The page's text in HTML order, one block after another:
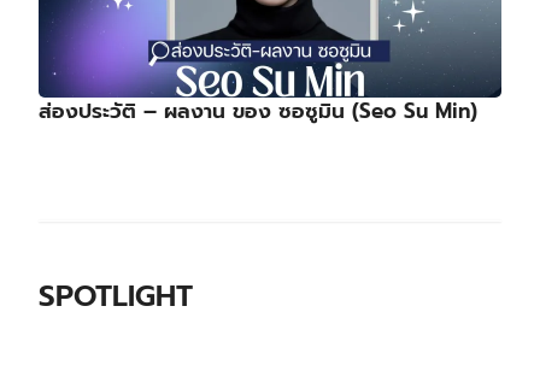
ส่องประวัติ – ผลงาน ของ ซอซูมิน (Seo Su Min)
SPOTLIGHT